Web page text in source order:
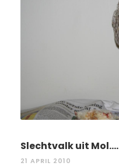
Slechtvalk uit Mol....
21 APRIL 2010